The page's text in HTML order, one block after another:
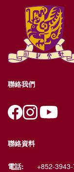
聯絡我們
聯絡資料
電話: +852-